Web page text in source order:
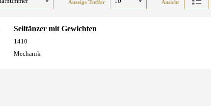
Anzeige Treffer Ansicht
Seiltänzer mit Gewichten
1410
Mechanik